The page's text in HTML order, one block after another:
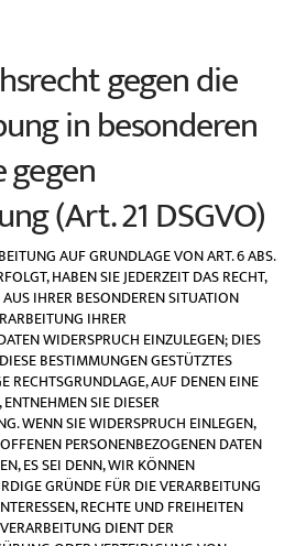
gegen die
in besonderen
gegen
(Art. 21 DSGVO)
AUF GRUNDLAGE VON ART. 6 ABS.
HABEN SIE JEDERZEIT DAS RECHT,
IHRER BESONDEREN SITUATION
IHRER
WIDERSPRUCH EINZULEGEN; DIES
BESTIMMUNGEN GESTÜTZTES
RECHTSGRUNDLAGE, AUF DENEN EINE
SIE DIESER
WENN SIE WIDERSPRUCH EINLEGEN,
PERSONENBEZOGENEN DATEN
ES SEI DENN, WIR KÖNNEN
GRÜNDE FÜR DIE VERARBEITUNG
RECHTE UND FREIHEITEN
DIENT DER